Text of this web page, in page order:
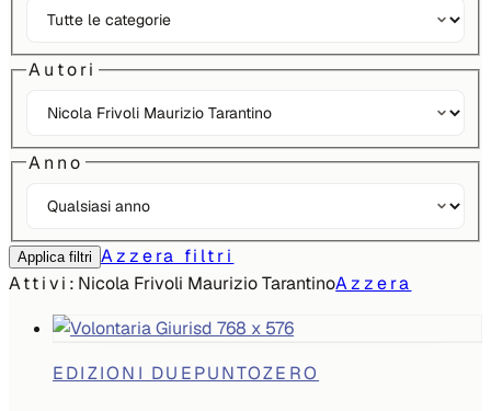
Autori
Anno
Applica filtri Azzera filtri
Attivi: Nicola Frivoli Maurizio TarantinoAzzera
EDIZIONI DUEPUNTOZERO